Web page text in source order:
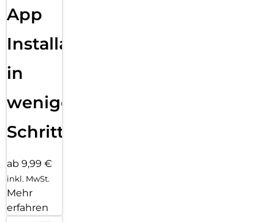
App
Installation
in
wenigen
Schritten
ab 9,99 €
inkl. MwSt.
Mehr
erfahren